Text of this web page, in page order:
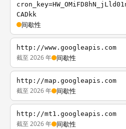
CADkk
间歇性
http://www.googleapis.com
截至 2026 年 间歇性
http://map.googleapis.com
截至 2026 年 间歇性
http://mt1.googleapis.com
截至 2026 年 间歇性